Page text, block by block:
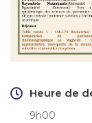
Heure de
9h00